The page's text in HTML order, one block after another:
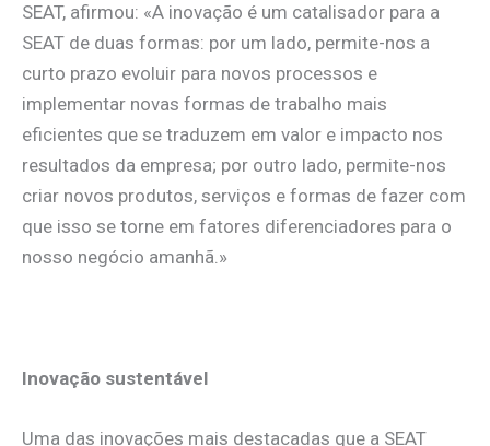
SEAT, afirmou: «A inovação é um catalisador para a
SEAT de duas formas: por um lado, permite-nos a
curto prazo evoluir para novos processos e
implementar novas formas de trabalho mais
eficientes que se traduzem em valor e impacto nos
resultados da empresa; por outro lado, permite-nos
criar novos produtos, serviços e formas de fazer com
que isso se torne em fatores diferenciadores para o
nosso negócio amanhã.»
Inovação sustentável
Uma das inovações mais destacadas que a SEAT